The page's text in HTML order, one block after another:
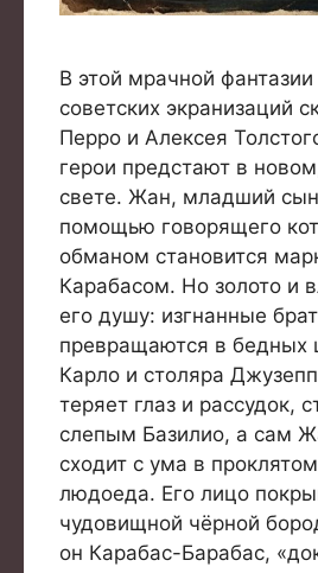
В этой мрачной
советских экранизаций
Перро и Алексея
герои предстают в
свете. Жан, младший
помощью говорящего
обманом становится
Карабасом. Но золото и
его душу: изгнанные
превращаются в
Карло и столяра
теряет глаз и рассудок,
слепым Базилио, а сам
сходит с ума в
людоеда. Его лицо
чудовищной чёрной
он Карабас-Барабас,